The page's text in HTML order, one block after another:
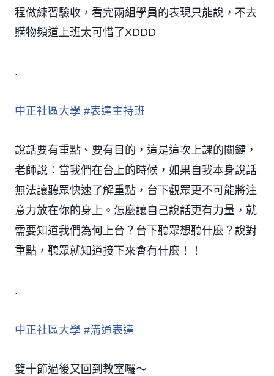
程做練習驗收，看完兩組學員的表現只能說，不去
購物頻道上班太可惜了XDDD
.
中正社區大學 #表達主持班
說話要有重點、要有目的，這是這次上課的關鍵，
老師說：當我們在台上的時候，如果自我本身說話
無法讓聽眾快速了解重點，台下觀眾更不可能將注
意力放在你的身上。怎麼讓自己說話更有力量，就
需要知道我們為何上台？台下聽眾想聽什麼？說對
重點，聽眾就知道接下來會有什麼！！
.
中正社區大學 #溝通表達
雙十節過後又回到教室囉～